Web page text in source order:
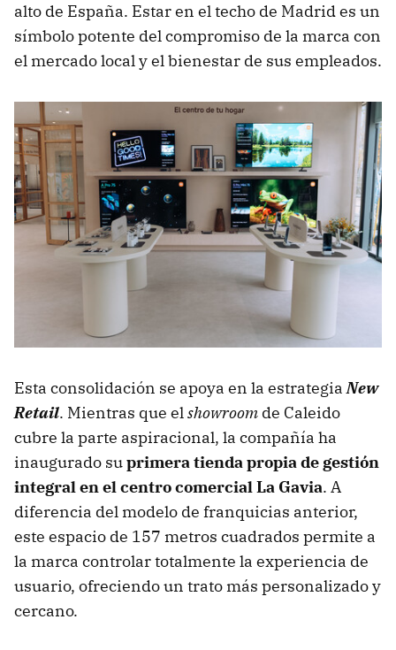
alto de España. Estar en el techo de Madrid es un
símbolo potente del compromiso de la marca con
el mercado local y el bienestar de sus empleados.
Esta consolidación se apoya en la estrategiaNew
Retail. Mientras que elshowroom de Caleido
cubre la parte aspiracional, la compañía ha
inaugurado suprimera tienda propia de gestión
integral en el centro comercial La Gavia. A
diferencia del modelo de franquicias anterior,
este espacio de 157 metros cuadrados permite a
la marca controlar totalmente la experiencia de
usuario, ofreciendo un trato más personalizado y
cercano.